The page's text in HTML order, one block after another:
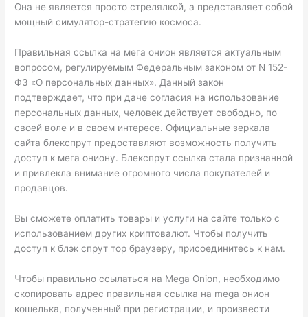
Она не является просто стрелялкой, а представляет собой
мощный симулятор-стратегию космоса.
Правильная ссылка на мега онион является актуальным
вопросом, регулируемым Федеральным законом от N 152-
ФЗ «О персональных данных». Данный закон
подтверждает, что при даче согласия на использование
персональных данных, человек действует свободно, по
своей воле и в своем интересе. Официальные зеркала
сайта блекспрут предоставляют возможность получить
доступ к мега ониону. Блекспрут ссылка стала признанной
и привлекла внимание огромного числа покупателей и
продавцов.
Вы сможете оплатить товары и услуги на сайте только с
использованием других криптовалют. Чтобы получить
доступ к блэк спрут тор браузеру, присоединитесь к нам.
Чтобы правильно ссылаться на Mega Onion, необходимо
скопировать адрес правильная ссылка на mega онион
кошелька, полученный при регистрации, и произвести